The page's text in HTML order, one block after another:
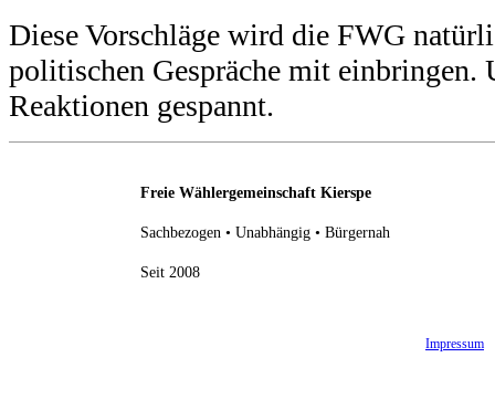
Diese Vorschläge wird die FWG
politischen Gespräche mit einbringen.
Reaktionen gespannt.
Freie Wählergemeinschaft Kierspe
Sachbezogen • Unabhängig • Bürgernah
Seit 2008
Impressum